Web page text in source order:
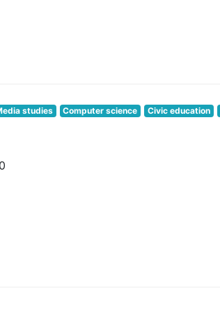
studies Computer science Civic education
0